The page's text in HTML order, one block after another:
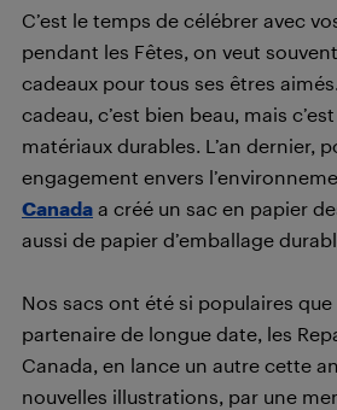
C’est le temps de célébrer avec
pendant les Fêtes, on veut
cadeaux pour tous ses êtres
cadeau, c’est bien beau, mais
matériaux durables. L’an dernier,
engagement envers
Canada a créé un sac en papier
aussi de papier d’emballage
Nos sacs ont été si populaires que
partenaire de longue date, les
Canada, en lance un autre cette
nouvelles illustrations, par une